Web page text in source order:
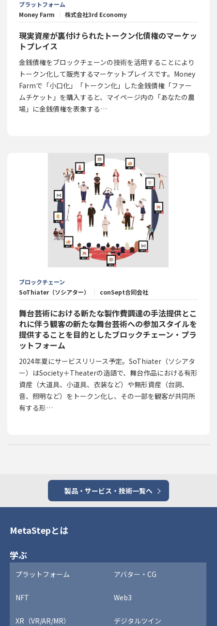
プラットフォーム
Money Farm
株式会社3rd Economy
現実資産が裏付けられたトークン化債権のマーケッ
トプレイス
金銭債権をブロックチェーンの技術を活用することにより
トークン化して販売するマーケットプレイスです。Money
Farmで「小口化」「トークン化」した金銭債権「ファー
ムチケット」を購入すると、マイページ内の「あなたの農
場」に金銭債権を表象する…
ブロックチェーン
SoThiater（ソシアター）
conSept合同会社
舞台芸術における新たな製作費調達の手法提供とこ
れに伴う観客の新たな舞台芸術への参加スタイルを
提供することを目的としたブロックチェーン・プラ
ットフォーム
2024年夏にサービスリリース予定。SoThiater（ソシアタ
ー）はSociety＋Theaterの造語で、舞台作品における有形
資産（大道具、小道具、衣装など）や無形資産（台詞、
音、照明など）をトークン化し、その一部を観客が共同所
有する形…
製品・サービス・技術一覧へ
MetaStepとは
学ぶ
プラットフォーム アバター・CG
NFT Web3
XR（VR/AR/MR） デジタルツイン